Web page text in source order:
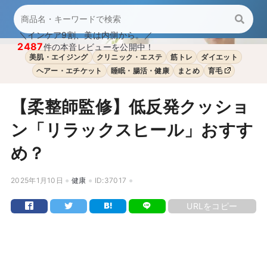
＼インケア9割、美は内側から。／
2487件の本音レビューを公開中！
美肌・エイジング クリニック・エステ 筋トレ
ダイエット
ヘアー・エチケット
睡眠・腸活・健康 まとめ 育毛
【柔整師監修】低反発クッショ
ン「リラックスヒール」おすす
め？
2025年1月10日 健康 ID:37017
URLをコピー